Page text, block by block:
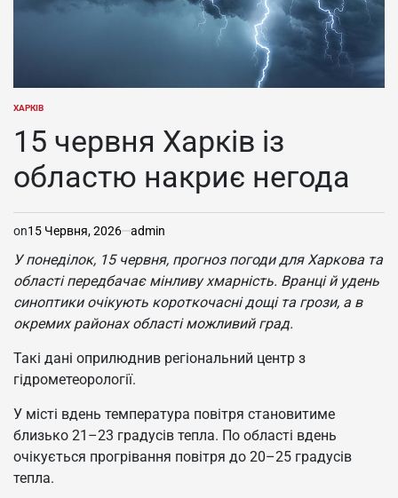
ОПУБЛІКУВАТИ
ХАРКІВ
15 червня Харків із
областю накриє негода
on15 Червня, 2026 admin
У понеділок, 15 червня, прогноз погоди для Харкова та
області передбачає мінливу хмарність. Вранці й удень
синоптики очікують короткочасні дощі та грози, а в
окремих районах області можливий град.
Такі дані оприлюднив регіональний центр з
гідрометеорології.
У місті вдень температура повітря становитиме
близько 21–23 градусів тепла. По області вдень
очікується прогрівання повітря до 20–25 градусів
тепла.